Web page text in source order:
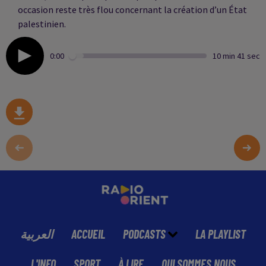
occasion reste très flou concernant la création d’un État
palestinien.
0:00 10 min 41 sec
العربية ACCUEIL PODCASTS LA PLAYLIST